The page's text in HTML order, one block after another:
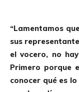
d
u
c
t
“Lamentamos
sus
el vocero, no
Primero porque
conocer qué es